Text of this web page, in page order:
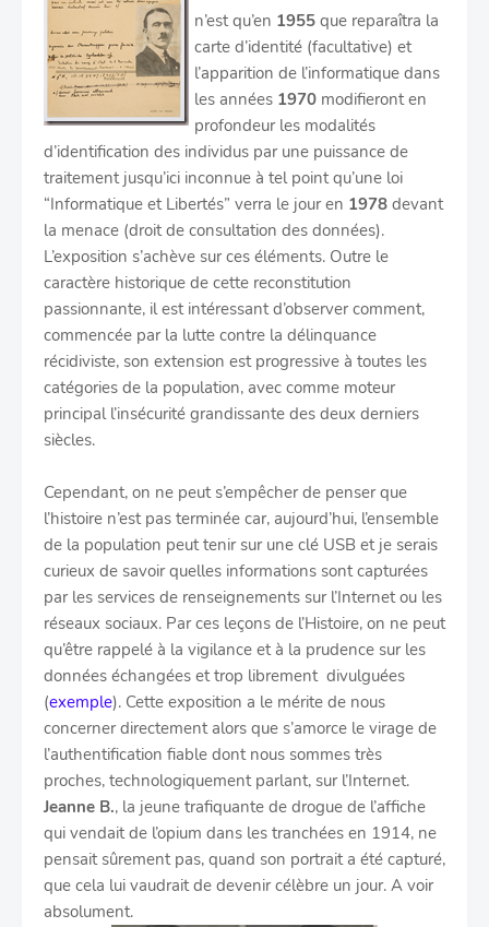
n’est qu’en 1955 que reparaîtra la
carte d’identité (facultative) et
l’apparition de l’informatique dans
les années 1970 modifieront en
profondeur les modalités
d’identification des individus par une puissance de
traitement jusqu’ici inconnue à tel point qu’une loi
“Informatique et Libertés” verra le jour en 1978 devant
la menace (droit de consultation des données).
L’exposition s’achève sur ces éléments. Outre le
caractère historique de cette reconstitution
passionnante, il est intéressant d’observer comment,
commencée par la lutte contre la délinquance
récidiviste, son extension est progressive à toutes les
catégories de la population, avec comme moteur
principal l’insécurité grandissante des deux derniers
siècles.
Cependant, on ne peut s’empêcher de penser que
l’histoire n’est pas terminée car, aujourd’hui, l’ensemble
de la population peut tenir sur une clé USB et je serais
curieux de savoir quelles informations sont capturées
par les services de renseignements sur l’Internet ou les
réseaux sociaux. Par ces leçons de l’Histoire, on ne peut
qu’être rappelé à la vigilance et à la prudence sur les
données échangées et trop librement divulguées
(exemple). Cette exposition a le mérite de nous
concerner directement alors que s’amorce le virage de
l’authentification fiable dont nous sommes très
proches, technologiquement parlant, sur l’Internet.
Jeanne B., la jeune trafiquante de drogue de l’affiche
qui vendait de l’opium dans les tranchées en 1914, ne
pensait sûrement pas, quand son portrait a été capturé,
que cela lui vaudrait de devenir célèbre un jour. A voir
absolument.